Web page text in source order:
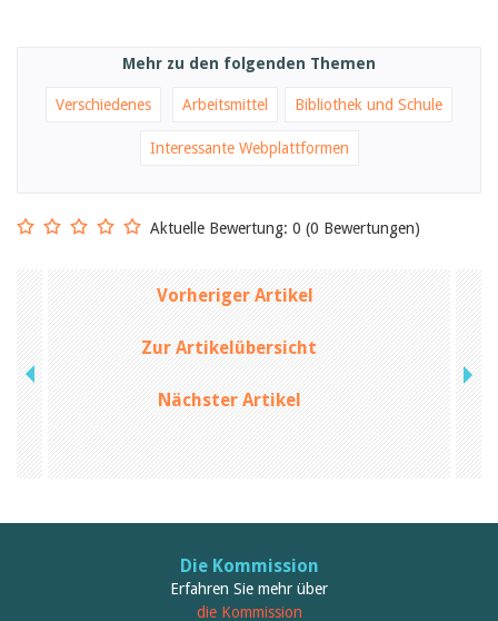
Julie Greub
Javier Lopez
Andrea Grichting
Therese von Weissenfluh
Nicole Rothen
Manuela Nyffeler-Lanker
Alle Autoren
Archiv
Juli 2026
Juni 2026
März 2026
Mehr zu den folgenden Themen
Verschiedenes Arbeitsmittel Bibliothek und Schule
Interessante Webplattformen
Aktuelle Bewertung: 0 (0 Bewertungen)
Vorheriger Artikel
Zur Artikelübersicht
Nächster Artikel
Die Kommission
Erfahren Sie mehr über
die Kommission